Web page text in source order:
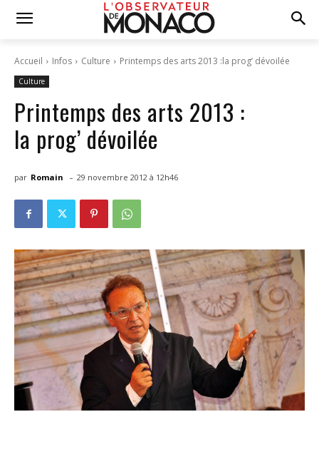
Accueil Infos Culture Printemps des arts 2013 :la prog’ dévoilée
Culture
Printemps des arts 2013 :
la prog’ dévoilée
par Romain - 29 novembre 2012 à 12h46